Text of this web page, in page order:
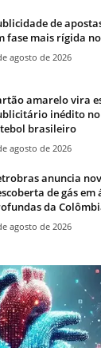
de
fase mais rígida
agosto de 2026
amarelo vira
inédito no
brasileiro
agosto de 2026
anuncia
de gás em
da
agosto de 2026